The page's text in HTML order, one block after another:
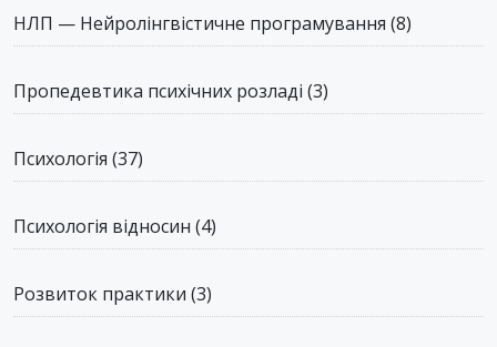
НЛП — Нейролінгвістичне програмування (8)
Пропедевтика психічних розладі (3)
Психологія (37)
Психологія відносин (4)
Розвиток практики (3)